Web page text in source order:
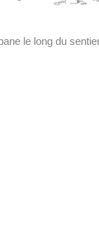
le long du